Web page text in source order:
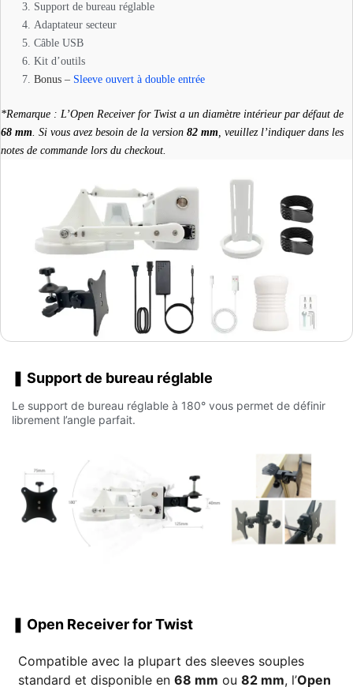
Support de bureau réglable
Adaptateur secteur
Câble USB
Kit d’outils
Bonus – Sleeve ouvert à double entrée
*Remarque : L’Open Receiver for Twist a un diamètre intérieur par défaut de
68 mm. Si vous avez besoin de la version 82 mm, veuillez l’indiquer dans les
notes de commande lors du checkout.
❚ Support de bureau réglable
Le support de bureau réglable à 180° vous permet de définir
librement l’angle parfait.
❚ Open Receiver for Twist
Compatible avec la plupart des sleeves souples
standard et disponible en 68 mm ou 82 mm, l’Open